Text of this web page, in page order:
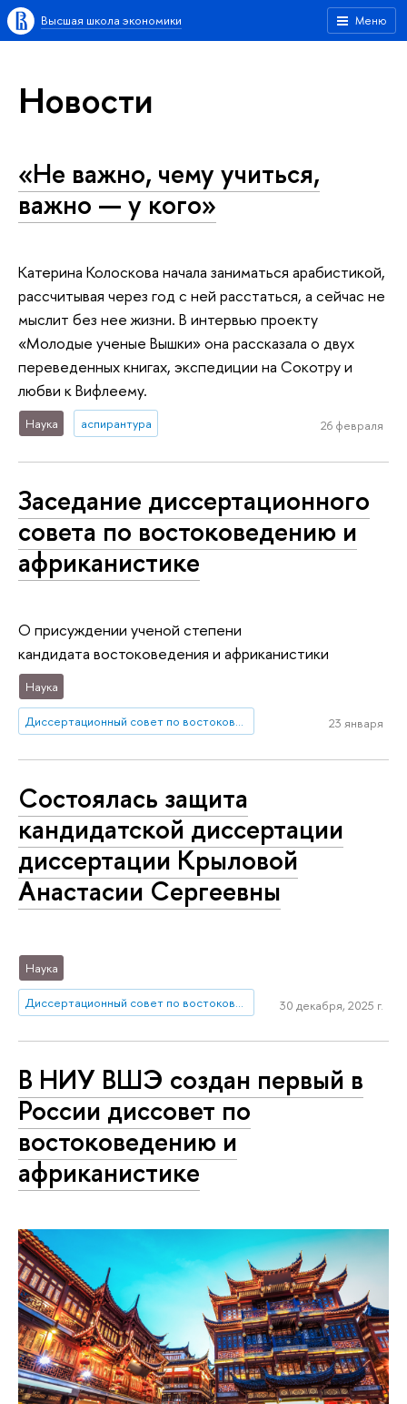
Меню
Высшая школа экономики
Новости
«Не важно, чему учиться,
важно — у кого»
Катерина Колоскова начала заниматься арабистикой,
рассчитывая через год с ней расстаться, а сейчас не
мыслит без нее жизни. В интервью проекту
«Молодые ученые Вышки» она рассказала о двух
переведенных книгах, экспедиции на Сокотру и
любви к Вифлеему.
Наука аспирантура 26 февраля
Заседание диссертационного
совета по востоковедению и
африканистике
О присуждении ученой степени
кандидата востоковедения и африканистики
Наука
Диссертационный совет по востоковедению и африканистике 23 января
Состоялась защита
кандидатской диссертации
диссертации Крыловой
Анастасии Сергеевны
Наука
Диссертационный совет по востоковедению и африканистике 30 декабря, 2025 г.
В НИУ ВШЭ создан первый в
России диссовет по
востоковедению и
африканистике